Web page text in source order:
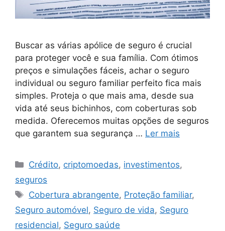
Buscar as várias apólice de seguro é crucial
para proteger você e sua família. Com ótimos
preços e simulações fáceis, achar o seguro
individual ou seguro familiar perfeito fica mais
simples. Proteja o que mais ama, desde sua
vida até seus bichinhos, com coberturas sob
medida. Oferecemos muitas opções de seguros
que garantem sua segurança … Ler mais
Categorias
Crédito, criptomoedas, investimentos,
seguros
Tags
Cobertura abrangente, Proteção familiar,
Seguro automóvel, Seguro de vida, Seguro
residencial, Seguro saúde